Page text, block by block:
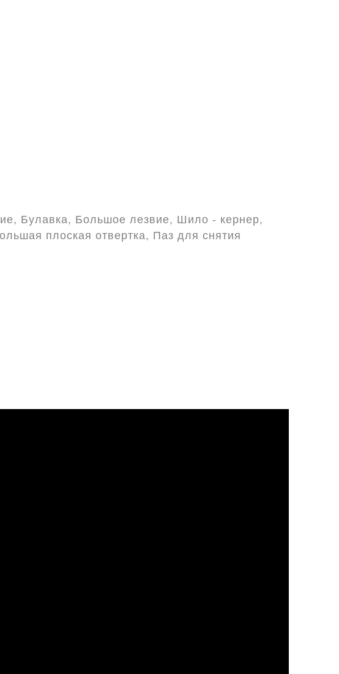
Булавка, Большое лезвие, Шило - кернер,
плоская отвертка, Паз для снятия